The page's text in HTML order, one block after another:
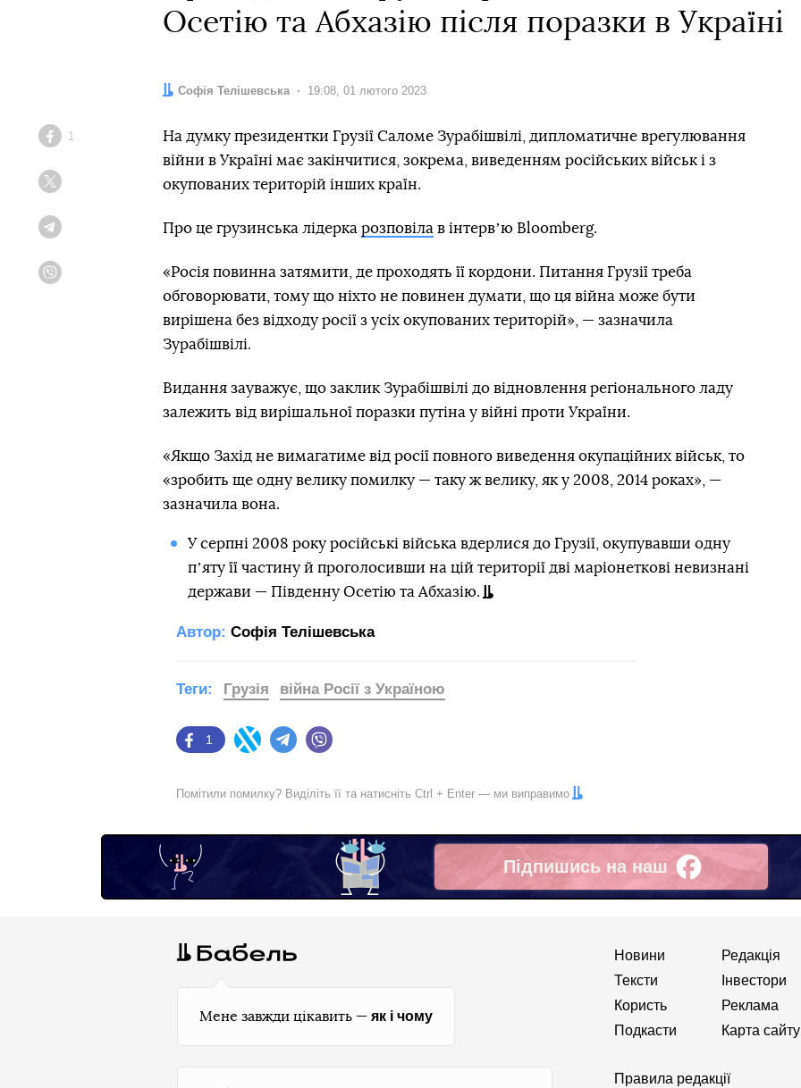
Осетію та Абхазію після поразки в Україні
Автор:
Софія Телішевська Дата:
19:08, 01 лютого 2023
Facebook
1
На думку президентки Грузії Саломе Зурабішвілі, дипломатичне врегулювання
війни в Україні має закінчитися, зокрема, виведенням російських військ і з
окупованих територій інших країн.
Про це грузинська лідерка розповіла в інтервʼю Bloomberg.
«Росія повинна затямити, де проходять її кордони. Питання Грузії треба
обговорювати, тому що ніхто не повинен думати, що ця війна може бути
вирішена без відходу росії з усіх окупованих територій», — зазначила
Зурабішвілі.
Видання зауважує, що заклик Зурабішвілі до відновлення регіонального ладу
залежить від вирішальної поразки путіна у війні проти України.
«Якщо Захід не вимагатиме від росії повного виведення окупаційних військ, то
«зробить ще одну велику помилку — таку ж велику, як у 2008, 2014 роках», —
зазначила вона.
У серпні 2008 року російські війська вдерлися до Грузії, окупувавши одну
пʼяту її частину й проголосивши на цій території дві маріонеткові невизнані
держави — Південну Осетію та Абхазію.
Автор: Софія Телішевська
Facebook
1
Twitter Telegram
Теги: Грузія війна Росії з Україною
Помітили помилку? Виділіть її та натисніть Ctrl + Enter — ми виправимо
Підпишись на наш
Facebook
Мене завжди цікавить — як і чому
Новини
Тексти
Користь
Подкасти
Редакція
Інвестори
Реклама
Карта сайту
Правила редакції